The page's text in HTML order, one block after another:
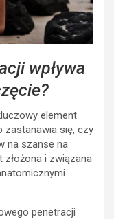
wpływa
element
zastanawia się, czy
na szanse na
złożona i związana
penetracji